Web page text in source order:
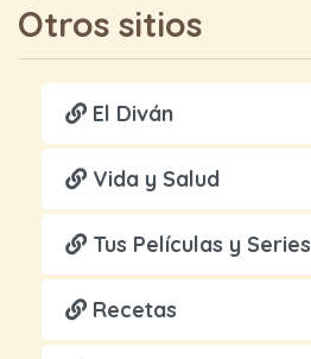
Otros sitios
El Diván
Vida y Salud
Tus Películas y Series
Recetas